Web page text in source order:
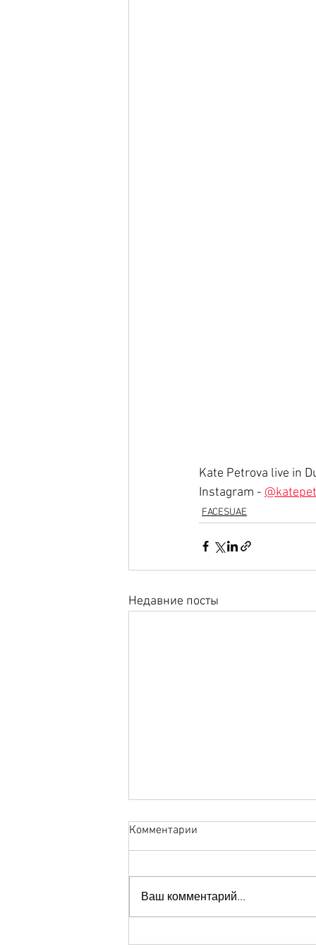
Kate Petrova live in
Instagram -
FACESUAE
Недавние посты
Комментарии
Ваш комментарий...